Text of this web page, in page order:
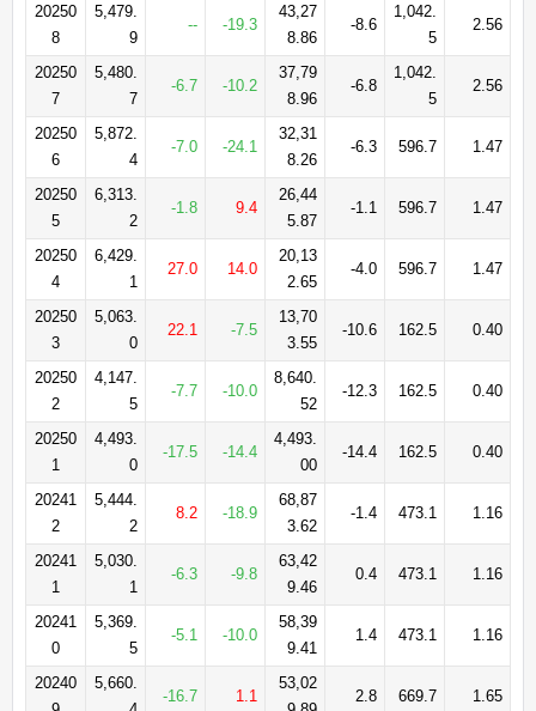
20250
8
5,479.
9
-- -19.3
43,27
8.86
-8.6
1,042.
5
2.56
20250
7
5,480.
7
-6.7 -10.2
37,79
8.96
-6.8
1,042.
5
2.56
20250
6
5,872.
4
-7.0 -24.1
32,31
8.26
-6.3 596.7 1.47
20250
5
6,313.
2
-1.8 9.4
26,44
5.87
-1.1 596.7 1.47
20250
4
6,429.
1
27.0 14.0
20,13
2.65
-4.0 596.7 1.47
20250
3
5,063.
0
22.1 -7.5
13,70
3.55
-10.6 162.5 0.40
20250
2
4,147.
5
-7.7 -10.0
8,640.
52
-12.3 162.5 0.40
20250
1
4,493.
0
-17.5 -14.4
4,493.
00
-14.4 162.5 0.40
20241
2
5,444.
2
8.2 -18.9
68,87
3.62
-1.4 473.1 1.16
20241
1
5,030.
1
-6.3 -9.8
63,42
9.46
0.4 473.1 1.16
20241
0
5,369.
5
-5.1 -10.0
58,39
9.41
1.4 473.1 1.16
20240
5,660.
-16.7 1.1
53,02
2.8 669.7 1.65